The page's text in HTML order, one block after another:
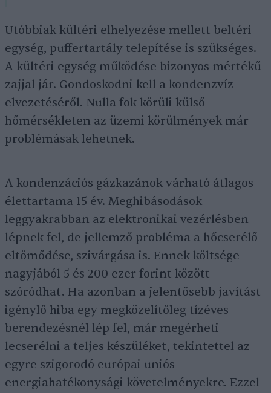
Utóbbiak kültéri elhelyezése mellett beltéri
egység, puffertartály telepítése is szükséges.
A kültéri egység működése bizonyos mértékű
zajjal jár. Gondoskodni kell a kondenzvíz
elvezetéséről. Nulla fok körüli külső
hőmérsékleten az üzemi körülmények már
problémásak lehetnek.
A kondenzációs gázkazánok várható átlagos
élettartama 15 év. Meghibásodások
leggyakrabban az elektronikai vezérlésben
lépnek fel, de jellemző probléma a hőcserélő
eltömődése, szivárgása is. Ennek költsége
nagyjából 5 és 200 ezer forint között
szóródhat. Ha azonban a jelentősebb javítást
igénylő hiba egy megközelítőleg tízéves
berendezésnél lép fel, már megérheti
lecserélni a teljes készüléket, tekintettel az
egyre szigorodó európai uniós
energiahatékonysági követelményekre. Ezzel